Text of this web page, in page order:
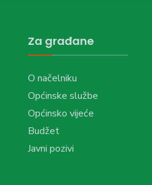
Za građane
O načelniku
Općinske službe
Općinsko vijeće
Budžet
Javni pozivi